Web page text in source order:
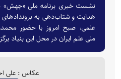
نشست خبری برنامه ملی «جهش»
هدایت و شتاب‌دهی به
علمی، صبح امروز با حضور
ملی علم ایران در محل این بنیاد
عکاس : علی